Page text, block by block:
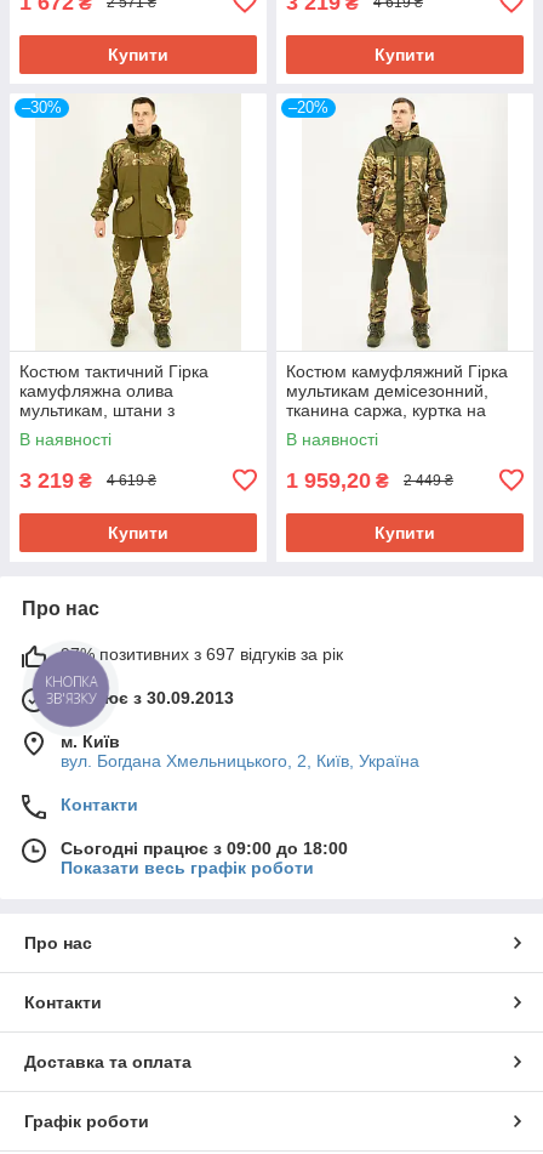
Купити Купити
–30%
Костюм тактичний Гірка
камуфляжна олива
мультикам, штани з
підтяжками
В наявності
3 219 ₴ 4 619 ₴
Купити
–20%
Костюм камуфляжний Гірка
мультикам демісезонний,
тканина саржа, куртка на
флісі 46-56р-р
В наявності
1 959,20 ₴ 2 449 ₴
Купити
Про нас
97% позитивних з 697 відгуків за рік
Працює з 30.09.2013
м. Київ
вул. Богдана Хмельницького, 2, Київ, Україна
Контакти
Сьогодні працює з 09:00 до 18:00
Показати весь графік роботи
Про нас
Контакти
Доставка та оплата
Графік роботи
КНОПКА
ЗВ'ЯЗКУ